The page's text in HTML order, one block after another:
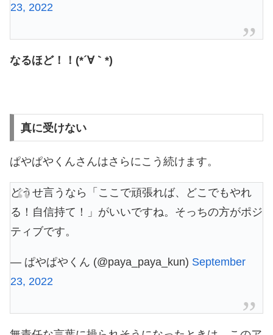
23, 2022
なるほど！！(*´∀｀*)
真に受けない
ぱやぱやくんさんはさらにこう続けます。
どうせ言うなら「ここで頑張れば、どこでもやれ
る！自信持て！」がいいですね。そっちの方がポジ
ティブです。
— ぱやぱやくん (@paya_paya_kun) September
23, 2022